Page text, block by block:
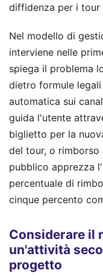
diffidenza per i tour
Nel modello di
interviene nelle
spiega il problema
dietro formule
automatica sui
guida l'utente
biglietto per la
del tour, o rimborso
pubblico apprezza
percentuale di
cinque percento
Considerare il
un'attività
progetto